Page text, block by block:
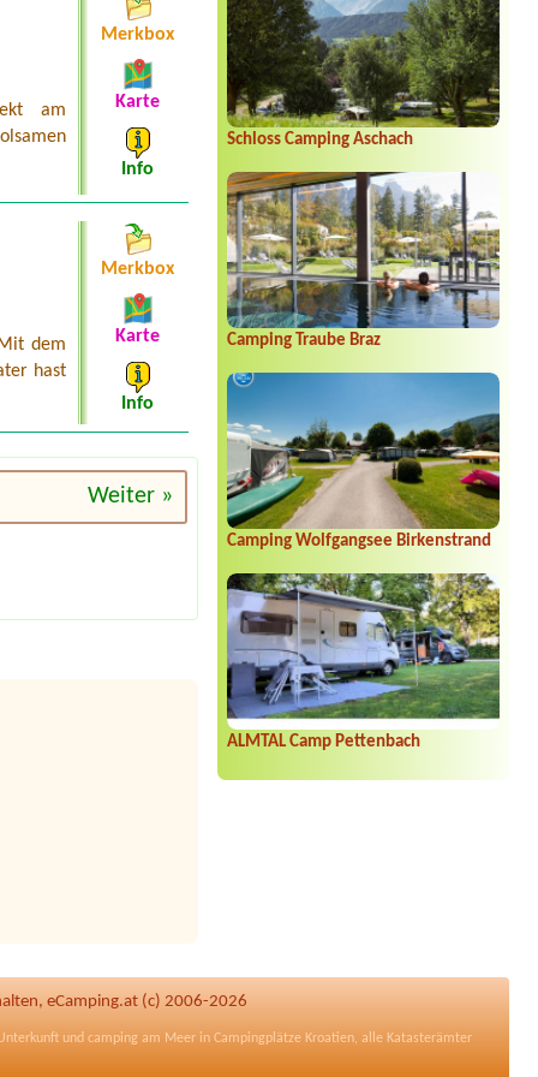
possible
Schloss Camping Aschach
Camping Traube Braz
Camping Wolfgangsee Birkenstrand
ALMTAL Camp Pettenbach
am
Merkbox
Karte
Info
dem
hast
Merkbox
Karte
Info
Weiter »
eCamping.at (c) 2006-2026
und camping am Meer in Campingplätze Kroatien, alle Katasterämter